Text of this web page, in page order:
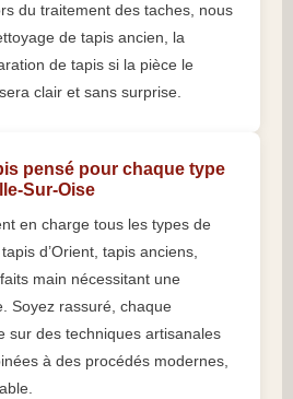
du traitement des taches, nous
de tapis ancien, la
de tapis si la pièce le
clair et sans surprise.
pensé pour chaque type
Sur-Oise
en charge tous les types de
d’Orient, tapis anciens,
main nécessitant une
Soyez rassuré, chaque
sur des techniques artisanales
à des procédés modernes,